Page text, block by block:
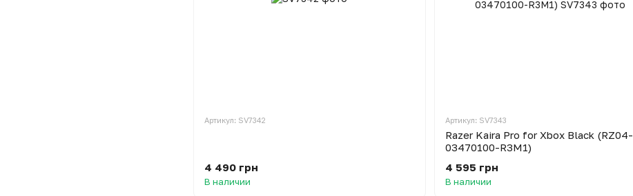
Артикул: SV7342
4 490 грн
В наличии
Артикул: SV7343
Razer Kaira Pro for Xbox Black (RZ04-
03470100-R3M1)
4 595 грн
В наличии